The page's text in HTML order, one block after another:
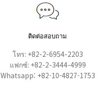
ติดต่อสอบถาม
โทร: +82-2-6954-2203
แฟกซ์: +82-2-3444-4999
Whatsapp: +82-10-4827-1753